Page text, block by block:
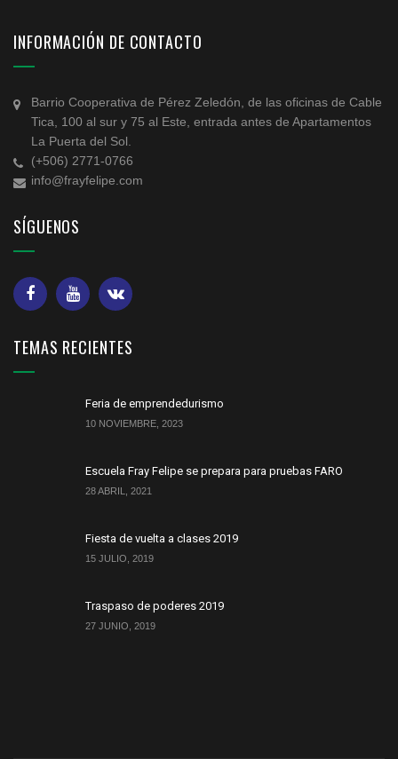
INFORMACIÓN DE CONTACTO
Barrio Cooperativa de Pérez Zeledón, de las oficinas de Cable
Tica, 100 al sur y 75 al Este, entrada antes de Apartamentos
La Puerta del Sol.
(+506) 2771-0766
info@frayfelipe.com
SÍGUENOS
TEMAS RECIENTES
Feria de emprendedurismo
10 NOVIEMBRE, 2023
Escuela Fray Felipe se prepara para pruebas FARO
28 ABRIL, 2021
Fiesta de vuelta a clases 2019
15 JULIO, 2019
Traspaso de poderes 2019
27 JUNIO, 2019